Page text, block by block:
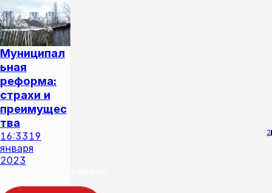
Муниципал
ьная
реформа:
страхи и
преимущес
тва
16:33 19
января
2023
2